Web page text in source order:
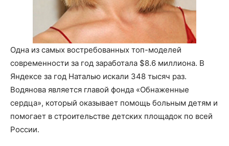
Одна из самых востребованных топ-моделей
современности за год заработала $8.6 миллиона. В
Яндексе за год Наталью искали 348 тысяч раз.
Водянова является главой фонда «Обнаженные
сердца», который оказывает помощь больным детям и
помогает в строительстве детских площадок по всей
России.